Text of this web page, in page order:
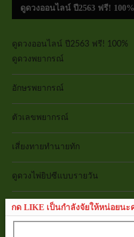
ดูดวงออนไลน์ ปี2563 ฟรี! 100%
ดูดวงออนไลน์ ปี2563 ฟรี! 100%
ดูดวงพยากรณ์
อักษรพยากรณ์
ตัวเลขพยากรณ์
เสี่ยงทายทำนายทัก
ดูดวงไพ่ยิปซีแบบรายวัน
บทความ
กด LIKE เป็นกำลังจัยให้หน่อยน